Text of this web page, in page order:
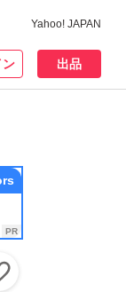
Yahoo! JAPAN
ン 出品